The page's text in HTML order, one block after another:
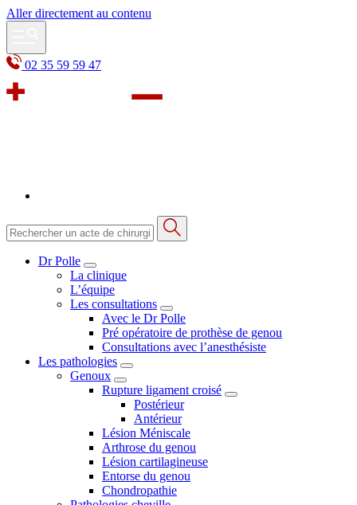
Aller directement au contenu
02 35 59 59 47
Dr Polle
La clinique
L’équipe
Les consultations
Avec le Dr Polle
Pré opératoire de prothèse de genou
Consultations avec l’anesthésiste
Les pathologies
Genoux
Rupture ligament croisé
Postérieur
Antérieur
Lésion Méniscale
Arthrose du genou
Lésion cartilagineuse
Entorse du genou
Chondropathie